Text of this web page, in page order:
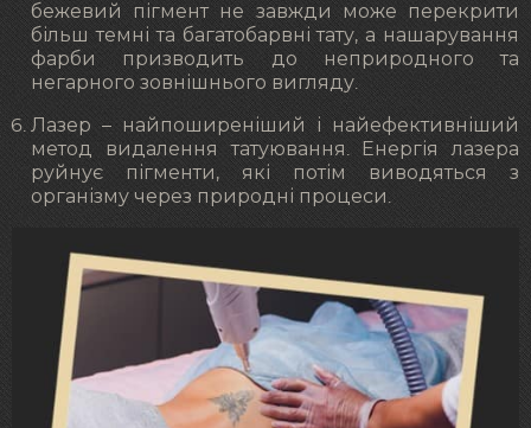
бежевий пігмент не завжди може перекрити
більш темні та багатобарвні тату, а нашарування
фарби призводить до неприродного та
негарного зовнішнього вигляду.
Лазер – найпоширеніший і найефективніший
метод видалення татуювання. Енергія лазера
руйнує пігменти, які потім виводяться з
організму через природні процеси.